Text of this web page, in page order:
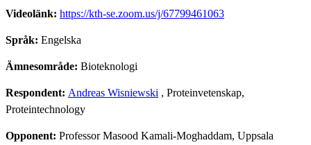
Videolänk: https://kth-se.zoom.us/j/67799461063
Språk: Engelska
Ämnesområde: Bioteknologi
Respondent: Andreas Wisniewski , Proteinvetenskap,
Proteintechnology
Opponent: Professor Masood Kamali-Moghaddam, Uppsala